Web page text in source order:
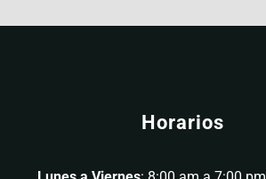
Horarios